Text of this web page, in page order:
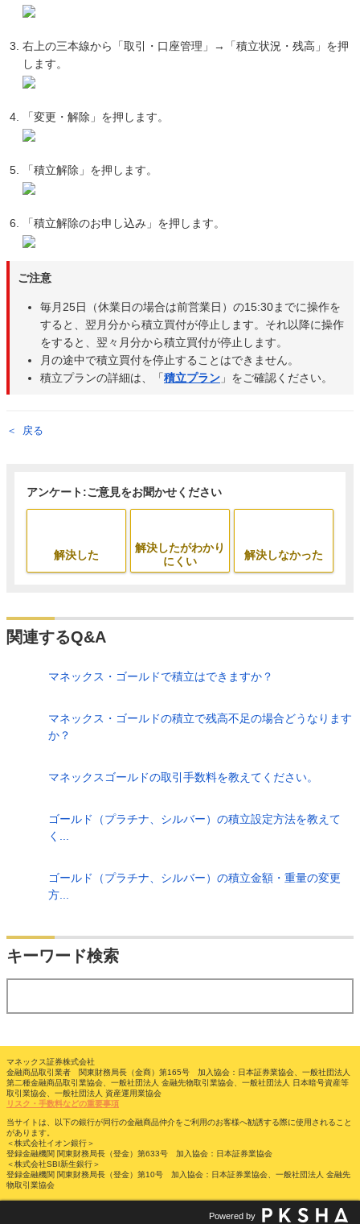
右上の三本線から「取引・口座管理」→「積立状況・残高」を押
します。
「変更・解除」を押します。
「積立解除」を押します。
「積立解除のお申し込み」を押します。
ご注意
毎月25日（休業日の場合は前営業日）の15:30までに操作を
すると、翌月分から積立買付が停止します。それ以降に操作
をすると、翌々月分から積立買付が停止します。
月の途中で積立買付を停止することはできません。
積立プランの詳細は、「積立プラン 」をご確認ください。
戻る
アンケート:ご意見をお聞かせください
解決した
解決したがわかり
にくい
解決しなかった
関連するQ&A
マネックス・ゴールドで積立はできますか？
マネックス・ゴールドの積立で残高不足の場合どうなります
か？
マネックスゴールドの取引手数料を教えてください。
ゴールド（プラチナ、シルバー）の積立設定方法を教えて
く...
ゴールド（プラチナ、シルバー）の積立金額・重量の変更
方...
キーワード検索
マネックス証券株式会社
金融商品取引業者 関東財務局長（金商）第165号 加入協会：日本証券業協会、一般社団法人
第二種金融商品取引業協会、一般社団法人 金融先物取引業協会、一般社団法人 日本暗号資産等
取引業協会、一般社団法人 資産運用業協会
リスク・手数料などの重要事項
当サイトは、以下の銀行が同行の金融商品仲介をご利用のお客様へ勧誘する際に使用されること
があります。
＜株式会社イオン銀行＞
登録金融機関 関東財務局長（登金）第633号 加入協会：日本証券業協会
＜株式会社SBI新生銀行＞
登録金融機関 関東財務局長（登金）第10号 加入協会：日本証券業協会、一般社団法人 金融先
物取引業協会
Powered by